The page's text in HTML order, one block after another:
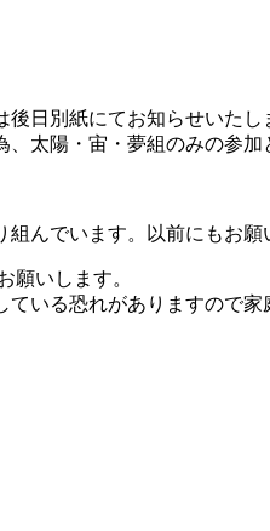
日別紙にてお知らせいたし
太陽・宙・夢組のみの参加
んでいます。以前にもお
願いします。
いる恐れがありますので家